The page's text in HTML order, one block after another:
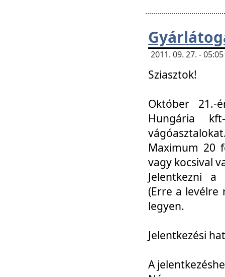
2011. 09. 27. -
Sziasztok!
Október 21.-
Hungária
Maximum 20
vagy kocsival
Jelentkezni a
(Erre a levélre
legyen.
Jelentkezési
A